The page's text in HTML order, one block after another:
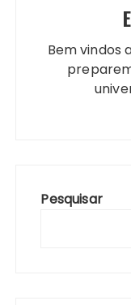
Bem vindos
Pesquisar